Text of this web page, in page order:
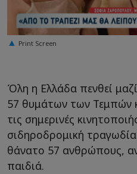
Print Screen
Όλη η Ελλάδα πενθεί
57 θυμάτων των Τεμπών
τις σημερινές
σιδηροδρομική
θάνατο 57 ανθρώπους,
παιδιά.